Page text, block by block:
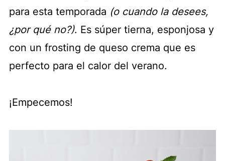
para esta temporada (o cuando la desees,
¿por qué no?). Es súper tierna, esponjosa y
con un frosting de queso crema que es
perfecto para el calor del verano.
¡Empecemos!